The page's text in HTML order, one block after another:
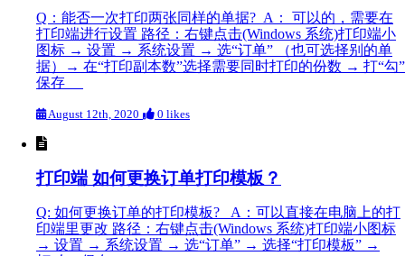
Q：能否一次打印两张同样的单据? A： 可以的，需要在
打印端进行设置 路径：右键点击(Windows 系统)打印端小
图标 → 设置 → 系统设置 → 选“订单” （也可选择别的单
据）→ 在“打印副本数”选择需要同时打印的份数 → 打“勾”
保存
August 12th, 2020 0 likes
打印端 如何更换订单打印模板？
Q: 如何更换订单的打印模板? A：可以直接在电脑上的打
印端里更改 路径：右键点击(Windows 系统)打印端小图标
→ 设置 → 系统设置 → 选“订单” → 选择“打印模板” →